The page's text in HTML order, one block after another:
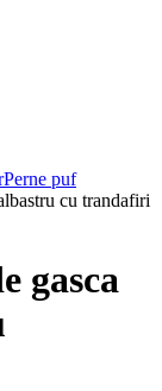
Perne puf
cu trandafiri
gasca